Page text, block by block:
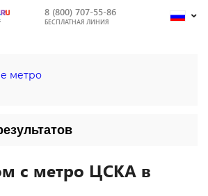
8 (800) 707-55-86
БЕСПЛАТНАЯ ЛИНИЯ
метро
с метро ЦСКА в